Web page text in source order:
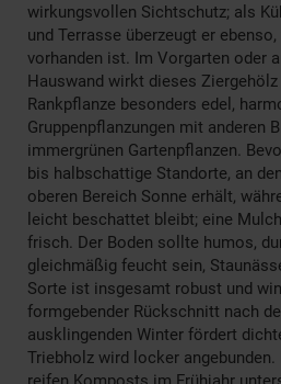
wirkungsvollen Sichtschutz; als
und Terrasse überzeugt er
vorhanden ist. Im Vorgarten oder
Hauswand wirkt dieses
Rankpflanze besonders edel,
Gruppenpflanzungen mit anderen
immergrünen Gartenpflanzen.
bis halbschattige Standorte, an
oberen Bereich Sonne erhält,
leicht beschattet bleibt; eine
frisch. Der Boden sollte humos,
gleichmäßig feucht sein,
Sorte ist insgesamt robust und
formgebender Rückschnitt nach
ausklingenden Winter fördert
Triebholz wird locker angebunden.